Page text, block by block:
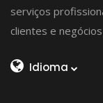
serviços
clientes e
Idioma